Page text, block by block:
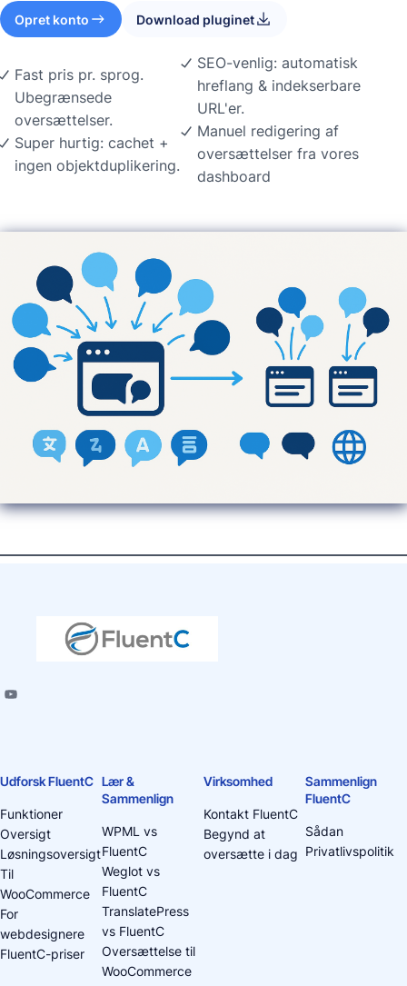
Opret konto Download pluginet
Fast pris pr. sprog.
Ubegrænsede
oversættelser.
Super hurtig: cachet +
ingen objektduplikering.
SEO-venlig: automatisk
hreflang & indekserbare
URL'er.
Manuel redigering af
oversættelser fra vores
dashboard
Udforsk FluentC
Funktioner
Oversigt
Løsningsoversigt
Til
WooCommerce
For
webdesignere
FluentC-priser
Lær &
Sammenlign
WPML vs
FluentC
Weglot vs
FluentC
TranslatePress
vs FluentC
Oversættelse til
WooCommerce
Virksomhed
Kontakt FluentC
Begynd at
oversætte i dag
Sammenlign
FluentC
Sådan
Privatlivspolitik